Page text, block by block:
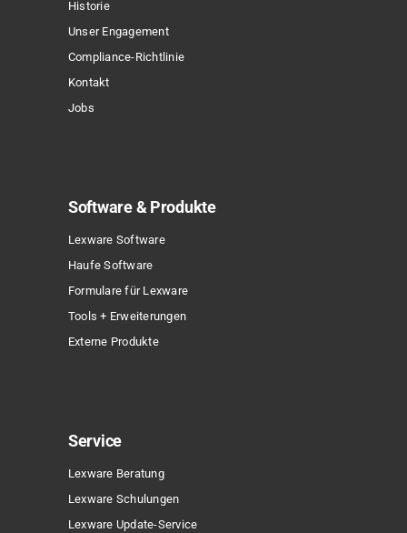
gewählt
Historie
Unser Engagement
Compliance-Richtlinie
Kontakt
Jobs
Software & Produkte
Lexware Software
Haufe Software
Formulare für Lexware
Tools + Erweiterungen
Externe Produkte
Service
Lexware Beratung
Lexware Schulungen
Lexware Update-Service